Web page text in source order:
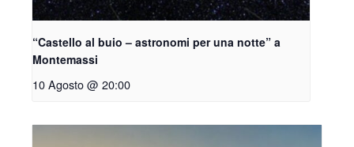
“Castello al buio – astronomi per una notte” a
Montemassi
10 Agosto @ 20:00